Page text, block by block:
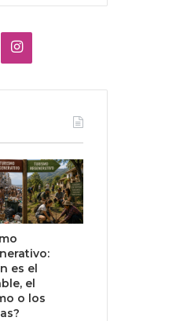
Instagram
es el
el
o los